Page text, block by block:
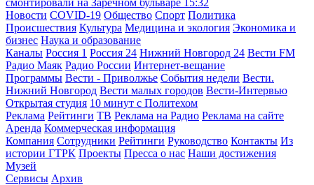
смонтировали на Заречном бульваре 15:32
Новости COVID-19 Общество Спорт Политика
Происшествия Культура Медицина и экология Экономика и
бизнес Наука и образование
Каналы Россия 1 Россия 24 Нижний Новгород 24 Вести FM
Радио Маяк Радио России Интернет-вещание
Программы Вести - Приволжье События недели Вести.
Нижний Новгород Вести малых городов Вести-Интервью
Открытая студия 10 минут с Политехом
Реклама Рейтинги ТВ Реклама на Радио Реклама на сайте
Аренда Коммерческая информация
Компания Сотрудники Рейтинги Руководство Контакты Из
истории ГТРК Проекты Пресса о нас Наши достижения
Музей
Сервисы Архив